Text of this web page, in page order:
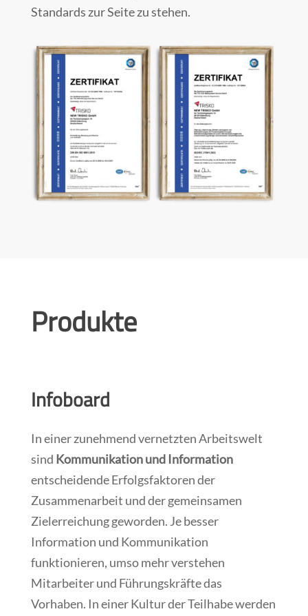
Standards zur Seite zu stehen.
Produkte
Infoboard
In einer zunehmend vernetzten Arbeitswelt
sind Kommunikation und Information
entscheidende Erfolgsfaktoren der
Zusammenarbeit und der gemeinsamen
Zielerreichung geworden. Je besser
Information und Kommunikation
funktionieren, umso mehr verstehen
Mitarbeiter und Führungskräfte das
Vorhaben. In einer Kultur der Teilhabe werden